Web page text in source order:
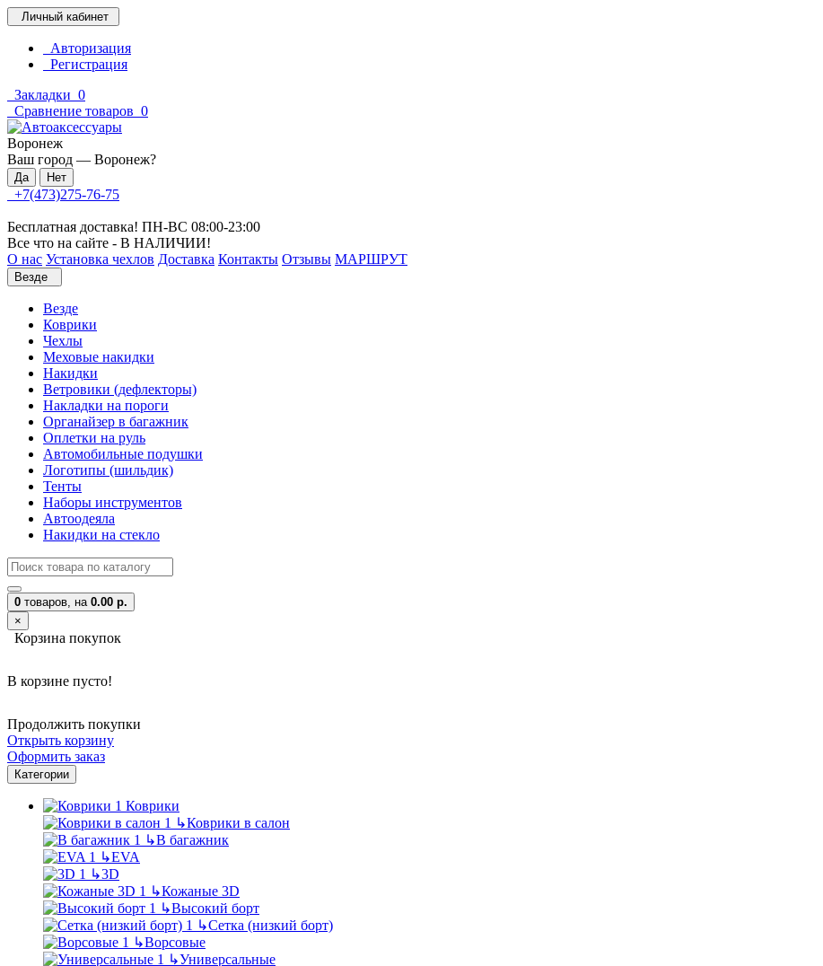
Личный кабинет
Авторизация
Регистрация
Закладки 0
Сравнение товаров 0
Воронеж
Ваш город — Воронеж?
+7(473)275-76-75
Бесплатная доставка! ПН-ВС 08:00-23:00
Все что на сайте - В НАЛИЧИИ!
О нас Установка чехлов Доставка Контакты Отзывы МАРШРУТ
Везде
Везде
Коврики
Чехлы
Меховые накидки
Накидки
Ветровики (дефлекторы)
Накладки на пороги
Органайзер в багажник
Оплетки на руль
Автомобильные подушки
Логотипы (шильдик)
Тенты
Наборы инструментов
Автоодеяла
Накидки на стекло
0 товаров, на 0.00 р.
×
Корзина покупок
В корзине пусто!
Продолжить покупки
Открыть корзину
Оформить заказ
Категории
Коврики
↳Коврики в салон
↳В багажник
↳EVA
↳3D
↳Кожаные 3D
↳Высокий борт
↳Сетка (низкий борт)
↳Ворсовые
↳Универсальные